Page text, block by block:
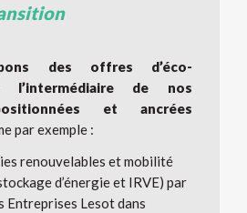
des offres d’éco-
l’intermédiaire de nos
et ancrées
par exemple :
renouvelables et mobilité
d’énergie et IRVE) par
Entreprises Lesot dans